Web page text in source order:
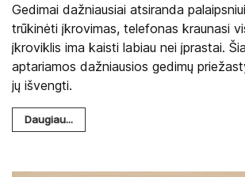
Gedimai dažniausiai atsiranda
trūkinėti įkrovimas, telefonas kraunasi
įkroviklis ima kaisti labiau nei įprastai.
aptariamos dažniausios gedimų
jų išvengti.
Daugiau...